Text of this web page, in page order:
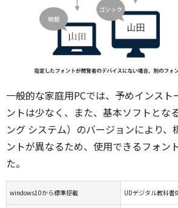
一般的な家庭用PCでは、予めインスト
ントは少なく、また、基本ソフトとな
ング システム）のバージョンにより、
ントが異なるため、使用できるフォン
た。
windows10から標準搭載 UDデジタル教科書